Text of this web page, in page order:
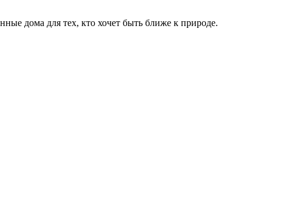
дома для тех, кто хочет быть ближе к природе.